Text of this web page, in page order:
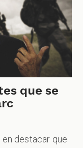
que se
destacar que